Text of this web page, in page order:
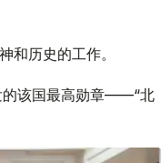
和历史的工作。
的该国最高勋章——“北